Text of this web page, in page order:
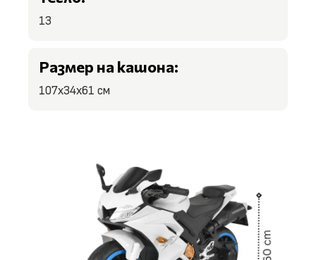
13
Размер на кашона:
107x34x61 см